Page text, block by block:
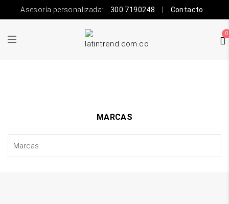
Asesoría personalizada: 300 7190248 Contacto
0
MARCAS